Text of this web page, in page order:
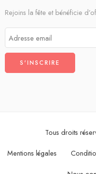
Rejoins la fête et bénéficie
Tous droits
Mentions légales